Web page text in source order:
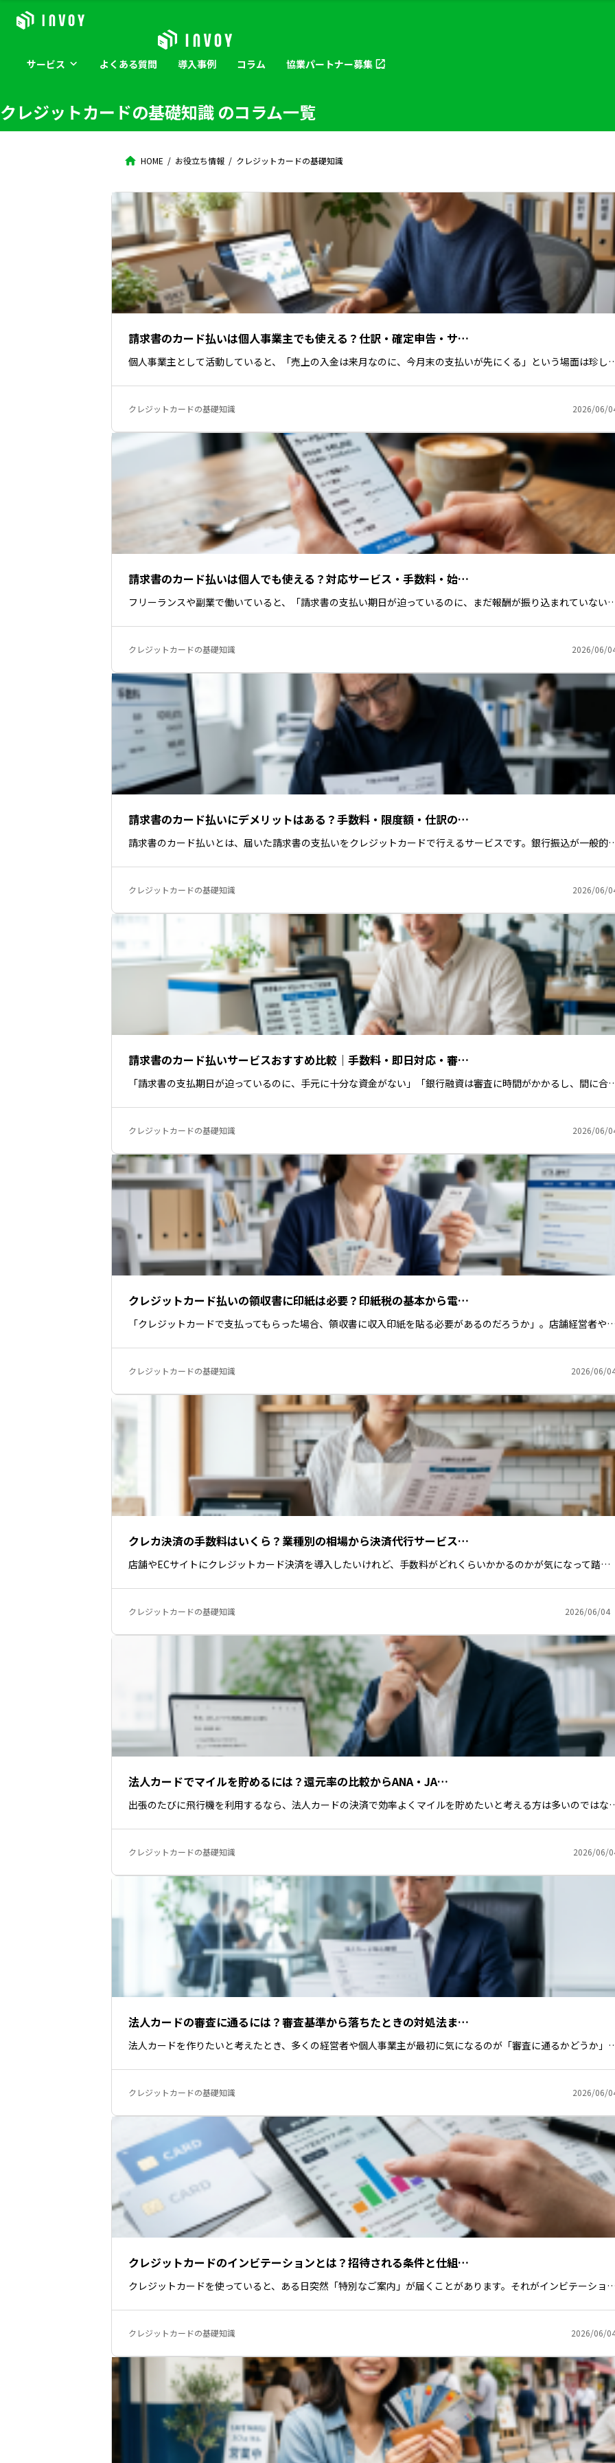
サービス よくある質問 導入事例 コラム 協業パートナー募集
クレジットカードの基礎知識 のコラム一覧
HOME お役立ち情報 クレジットカードの基礎知識
請求書のカード払いは個人事業主でも使える？仕訳・確定申告・サ…
個人事業主として活動していると、「売上の入金は来月なのに、今月末の支払いが先にくる」という場面は珍し
クレジットカードの基礎知識 2026/06/
請求書のカード払いは個人でも使える？対応サービス・手数料・始…
フリーランスや副業で働いていると、「請求書の支払い期日が迫っているのに、まだ報酬が振り込まれていない
クレジットカードの基礎知識 2026/06/
請求書のカード払いにデメリットはある？手数料・限度額・仕訳の…
請求書のカード払いとは、届いた請求書の支払いをクレジットカードで行えるサービスです。銀行振込が一般的
クレジットカードの基礎知識 2026/06/
請求書のカード払いサービスおすすめ比較｜手数料・即日対応・審…
「請求書の支払期日が迫っているのに、手元に十分な資金がない」「銀行融資は審査に時間がかかるし、間に合
クレジットカードの基礎知識 2026/06/
クレジットカード払いの領収書に印紙は必要？印紙税の基本から電…
「クレジットカードで支払ってもらった場合、領収書に収入印紙を貼る必要があるのだろうか」。店舗経営者や
クレジットカードの基礎知識 2026/06/
クレカ決済の手数料はいくら？業種別の相場から決済代行サービス…
店舗やECサイトにクレジットカード決済を導入したいけれど、手数料がどれくらいかかるのかが気になって踏…
クレジットカードの基礎知識 2026/06/04
法人カードでマイルを貯めるには？還元率の比較からANA・JA…
出張のたびに飛行機を利用するなら、法人カードの決済で効率よくマイルを貯めたいと考える方は多いのでは
クレジットカードの基礎知識 2026/06/
法人カードの審査に通るには？審査基準から落ちたときの対処法ま…
法人カードを作りたいと考えたとき、多くの経営者や個人事業主が最初に気になるのが「審査に通るかどうか」
クレジットカードの基礎知識 2026/06/
クレジットカードのインビテーションとは？招待される条件と仕組…
クレジットカードを使っていると、ある日突然「特別なご案内」が届くことがあります。それがインビテーショ
クレジットカードの基礎知識 2026/06/